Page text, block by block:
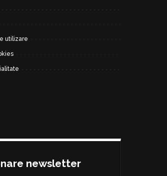
utilizare
newsletter